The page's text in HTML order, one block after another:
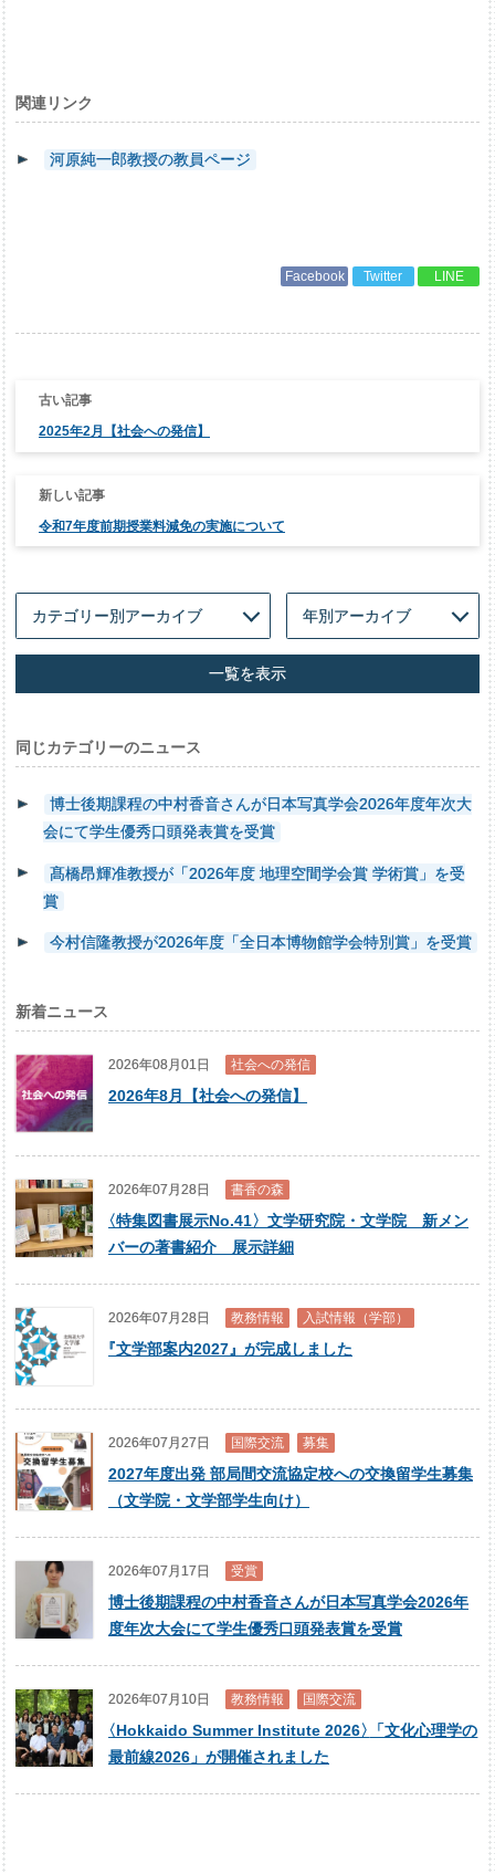
関連リンク
河原純一郎教授の教員ページ
Facebook Twitter LINE
ゲ
2025年2月【社会への発信】
令和7年度前期授業料減免の実施について
一覧を表示
同じカテゴリーのニュース
博士後期課程の中村香音さんが日本写真学会2026年度年次大
会にて学生優秀口頭発表賞を受賞
髙橋昂輝准教授が「2026年度 地理空間学会賞 学術賞」を受
賞
今村信隆教授が2026年度「全日本博物館学会特別賞」を受賞
新着ニュース
2026年08月01日 社会への発信
2026年8月【社会への発信】
2026年07月28日 書香の森
〈特集図書展示No.41〉文学研究院・文学院 新メン
バーの著書紹介 展示詳細
2026年07月28日 教務情報 入試情報（学部）
『文学部案内2027』が完成しました
2026年07月27日 国際交流 募集
2027年度出発 部局間交流協定校への交換留学生募集
（文学院・文学部学生向け）
2026年07月17日 受賞
博士後期課程の中村香音さんが日本写真学会2026年
度年次大会にて学生優秀口頭発表賞を受賞
2026年07月10日 教務情報 国際交流
〈Hokkaido Summer Institute 2026〉
「文化心理学の
最前線2026」が開催されました